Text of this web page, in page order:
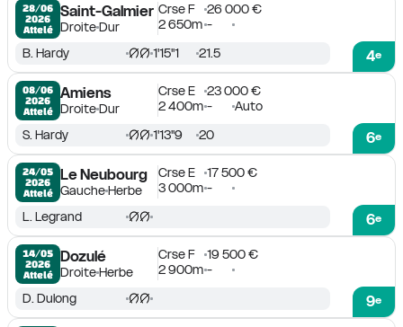
28/06
2026
Attelé
Saint-Galmier
DroiteDur
Crse F
26 000 €
2 650m -
4e
B. Hardy 1'15''1 21.5
08/06
2026
Attelé
Amiens
DroiteDur
Crse E
23 000 €
2 400m - Auto
6e
S. Hardy 1'13''9 20
24/05
2026
Attelé
Le Neubourg
GaucheHerbe
Crse E
17 500 €
3 000m -
6e
L. Legrand
14/05
2026
Attelé
Dozulé
DroiteHerbe
Crse F
19 500 €
2 900m -
9e
D. Dulong